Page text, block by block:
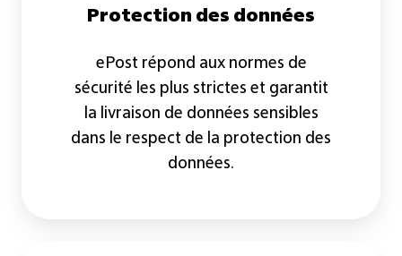
Protection des données
ePost répond aux normes de
sécurité les plus strictes et garantit
la livraison de données sensibles
dans le respect de la protection des
données.